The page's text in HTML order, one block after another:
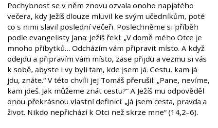
Pochybnost se v něm znovu ozvala onoho napjatého
večera, kdy Ježíš dlouze mluvil ke svým učedníkům, poté
co s nimi slavil poslední večeři. Poslechněme si příběh
podle evangelisty Jana: Ježíš řekl: „V domě mého Otce je
mnoho příbytků… Odcházím vám připravit místo. A když
odejdu a připravím vám místo, zase přijdu a vezmu si vás
k sobě, abyste i vy byli tam, kde jsem já. Cestu, kam já
jdu, znáte.“ V této chvíli jej Tomáš přerušil: „Pane, nevíme,
kam jdeš. Jak můžeme znát cestu?“ A Ježíš mu odpověděl
onou překrásnou vlastní definicí: „Já jsem cesta, pravda a
život. Nikdo nepřichází k Otci než skrze mne“ (14,2–6).